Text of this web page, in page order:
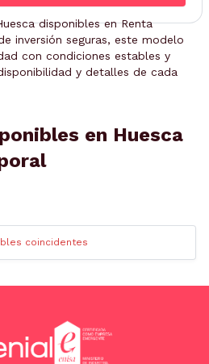
disponibles en Renta
inversión seguras, este modelo
con condiciones estables y
y detalles de cada
en Huesca
coincidentes